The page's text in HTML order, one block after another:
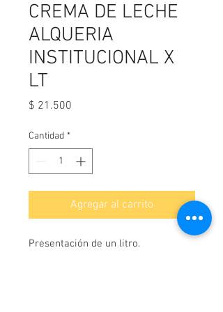
CREMA DE LECHE
ALQUERIA
INSTITUCIONAL X
LT
$ 21.500
Cantidad *
Agregar al carrito
Presentación de un litro.